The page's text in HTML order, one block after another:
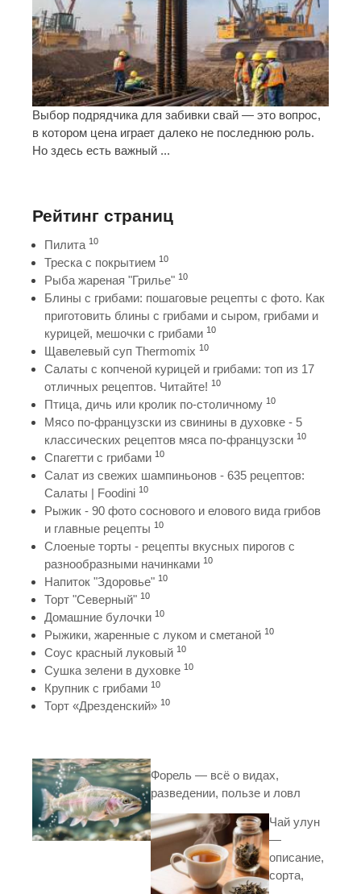
Выбор подрядчика для забивки свай — это вопрос,
в котором цена играет далеко не последнюю роль.
Но здесь есть важный ...
Рейтинг страниц
Пилита 10
Треска с покрытием 10
Рыба жареная "Грилье" 10
Блины с грибами: пошаговые рецепты с фото. Как
приготовить блины с грибами и сыром, грибами и
курицей, мешочки с грибами 10
Щавелевый суп Thermomix 10
Салаты с копченой курицей и грибами: топ из 17
отличных рецептов. Читайте! 10
Птица, дичь или кролик по-столичному 10
Мясо по-французски из свинины в духовке - 5
классических рецептов мяса по-французски 10
Спагетти с грибами 10
Салат из свежих шампиньонов - 635 рецептов:
Салаты | Foodini 10
Рыжик - 90 фото соснового и елового вида грибов
и главные рецепты 10
Слоеные торты - рецепты вкусных пирогов с
разнообразными начинками 10
Напиток "Здоровье" 10
Торт "Северный" 10
Домашние булочки 10
Рыжики, жаренные с луком и сметаной 10
Соус красный луковый 10
Сушка зелени в духовке 10
Крупник с грибами 10
Торт «Дрезденский» 10
Форель — всё о видах,
разведении, пользе и ловл
Чай улун
—
описание,
сорта,